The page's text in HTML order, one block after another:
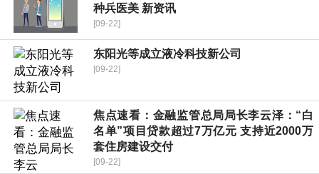
种兵医美 新资讯
[09-22]
东阳光等成立液冷科技新公司
[09-22]
焦点速看：金融监管总局局长李云泽：“白
名单”项目贷款超过7万亿元 支持近2000万
套住房建设交付
[09-22]